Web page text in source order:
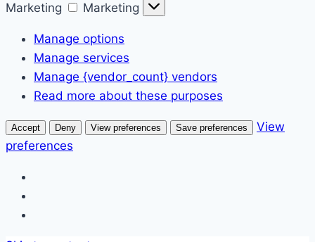
Marketing
Marketing
Manage options
Manage services
Manage {vendor_count} vendors
Read more about these purposes
Accept Deny View preferences Save preferences
View
preferences